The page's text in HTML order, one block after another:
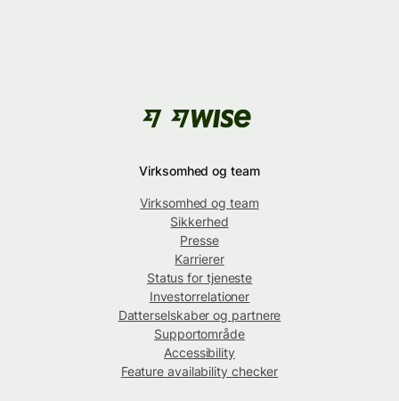
Virksomhed og team
Virksomhed og team
Sikkerhed
Presse
Karrierer
Status for tjeneste
Investorrelationer
Datterselskaber og partnere
Supportområde
Accessibility
Feature availability checker